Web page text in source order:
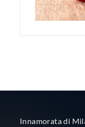
Innamorata di